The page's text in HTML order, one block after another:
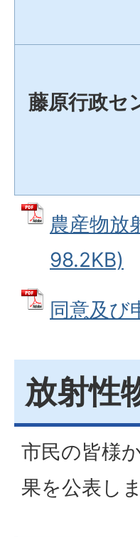
藤原行政セ
農産物放
98.2KB)
同意及び
放射性
市民の皆様
果を公表し